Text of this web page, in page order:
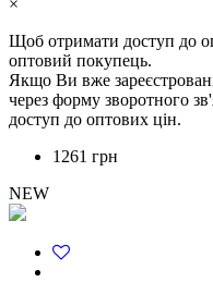
×
Щоб отримати доступ до
оптовий покупець.
Якщо Ви вже
через форму зворотного
доступ до оптових цін.
1261 грн
NEW